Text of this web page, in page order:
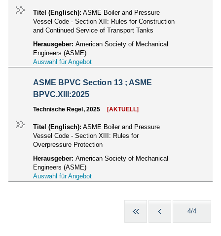
Titel (Englisch): ASME Boiler and Pressure
Vessel Code - Section XII: Rules for Construction
and Continued Service of Transport Tanks
Herausgeber: American Society of Mechanical
Engineers (ASME)
Auswahl für Angebot
ASME BPVC Section 13 ; ASME
BPVC.XIII:2025
Technische Regel, 2025 [AKTUELL]
Titel (Englisch): ASME Boiler and Pressure
Vessel Code - Section XIII: Rules for
Overpressure Protection
Herausgeber: American Society of Mechanical
Engineers (ASME)
Auswahl für Angebot
4/4